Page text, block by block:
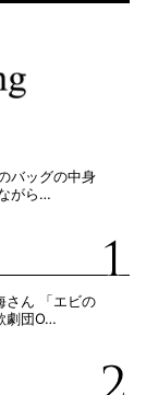
バッグの中身
がら…
さん 「エビの
劇団O…